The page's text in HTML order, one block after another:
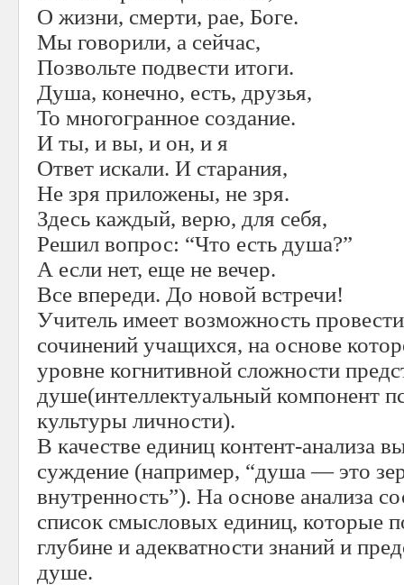
О жизни, смерти, рае, Боге.
Мы говорили, а сейчас,
Позвольте подвести итоги.
Душа, конечно, есть, друзья,
То многогранное создание.
И ты, и вы, и он, и я
Ответ искали. И старания,
Не зря приложены, не зря.
Здесь каждый, верю, для себя,
Решил вопрос: “Что есть душа?”
А если нет, еще не вечер.
Все впереди. До новой встречи!
Учитель имеет возможность
сочинений учащихся, на основе
уровне когнитивной сложности
душе(интеллектуальный компонент
культуры личности).
В качестве единиц контент-анализа
суждение (например, “душа — это
внутренность”). На основе анализа
список смысловых единиц, которые
глубине и адекватности знаний и
душе.